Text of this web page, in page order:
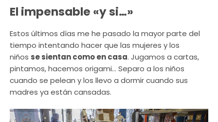
El impensable «y si…»
Estos últimos días me he pasado la mayor parte del
tiempo intentando hacer que las mujeres y los
niños se sientan como en casa. Jugamos a cartas,
pintamos, hacemos origami… Separo a los niños
cuando se pelean y los llevo a dormir cuando sus
madres ya están cansadas.